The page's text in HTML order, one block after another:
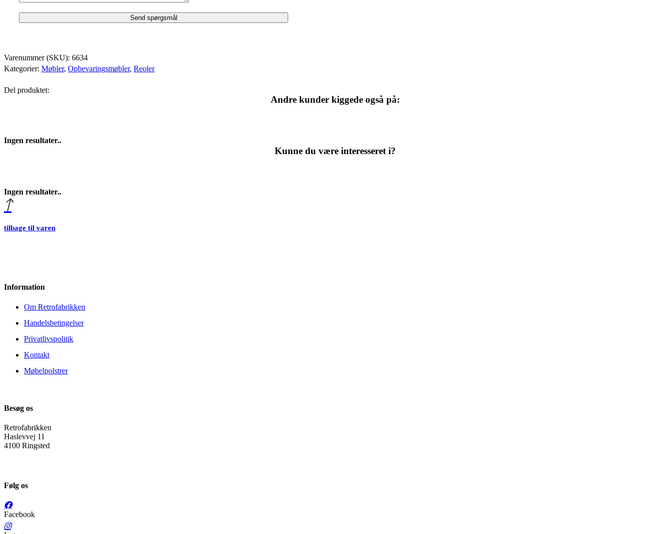
Varenummer (SKU): 6634
Kategorier: Møbler, Opbevaringsmøbler, Reoler
Del produktet:
Andre kunder kiggede også på:
Ingen resultater..
Kunne du være interesseret i?
Ingen resultater..
tilbage til varen
Information
Om Retrofabrikken
Handelsbetingelser
Privatlivspolitik
Kontakt
Møbelpolstrer
Besøg os
Retrofabrikken
Haslevvej 11
4100 Ringsted
Følg os
Facebook